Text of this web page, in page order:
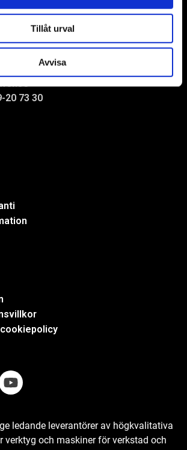
Tillåt urval
Avvisa
7, 702 27 Örebro
20 73 30
ledande leverantörer av högkvalitativa
verktyg och maskiner för verkstad och